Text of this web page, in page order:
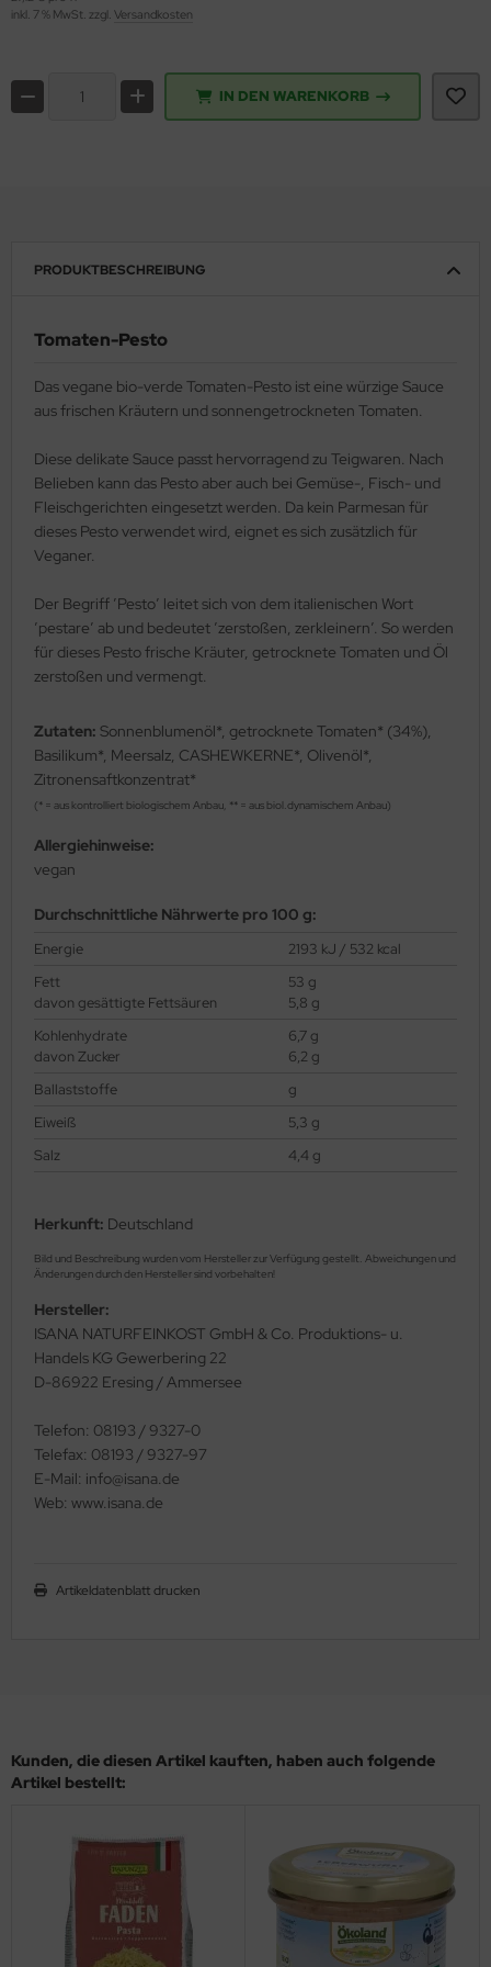
inkl. 7 % MwSt. zzgl. Versandkosten
IN DEN WARENKORB
PRODUKTBESCHREIBUNG
Tomaten-Pesto
Das vegane bio-verde Tomaten-Pesto ist eine würzige Sauce
aus frischen Kräutern und sonnengetrockneten Tomaten.
Diese delikate Sauce passt hervorragend zu Teigwaren. Nach
Belieben kann das Pesto aber auch bei Gemüse-, Fisch- und
Fleischgerichten eingesetzt werden. Da kein Parmesan für
dieses Pesto verwendet wird, eignet es sich zusätzlich für
Veganer.
Der Begriff ’Pesto’ leitet sich von dem italienischen Wort
’pestare’ ab und bedeutet ’zerstoßen, zerkleinern’. So werden
für dieses Pesto frische Kräuter, getrocknete Tomaten und Öl
zerstoßen und vermengt.
Zutaten: Sonnenblumenöl*, getrocknete Tomaten* (34%),
Basilikum*, Meersalz, CASHEWKERNE*, Olivenöl*,
Zitronensaftkonzentrat*
(* = aus kontrolliert biologischem Anbau, ** = aus biol.dynamischem Anbau)
Allergiehinweise:
vegan
Durchschnittliche Nährwerte pro 100 g:
Energie
2193 kJ / 532 kcal
Fett
davon gesättigte Fettsäuren
53 g
5,8 g
Kohlenhydrate
davon Zucker
6,7 g
6,2 g
Ballaststoffe
g
Eiweiß
5,3 g
Salz
4,4 g
Herkunft: Deutschland
Bild und Beschreibung wurden vom Hersteller zur Verfügung gestellt. Abweichungen und
Änderungen durch den Hersteller sind vorbehalten!
Hersteller:
ISANA NATURFEINKOST GmbH & Co. Produktions- u.
Handels KG Gewerbering 22
D-86922 Eresing / Ammersee
Telefon: 08193 / 9327-0
Telefax: 08193 / 9327-97
E-Mail: info@isana.de
Web: www.isana.de
Artikeldatenblatt drucken
Kunden, die diesen Artikel kauften, haben auch folgende
Artikel bestellt: